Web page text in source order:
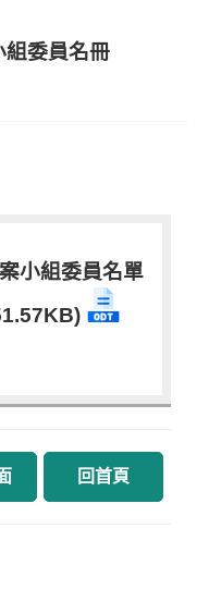
組委員名冊
小組委員名單
回首頁